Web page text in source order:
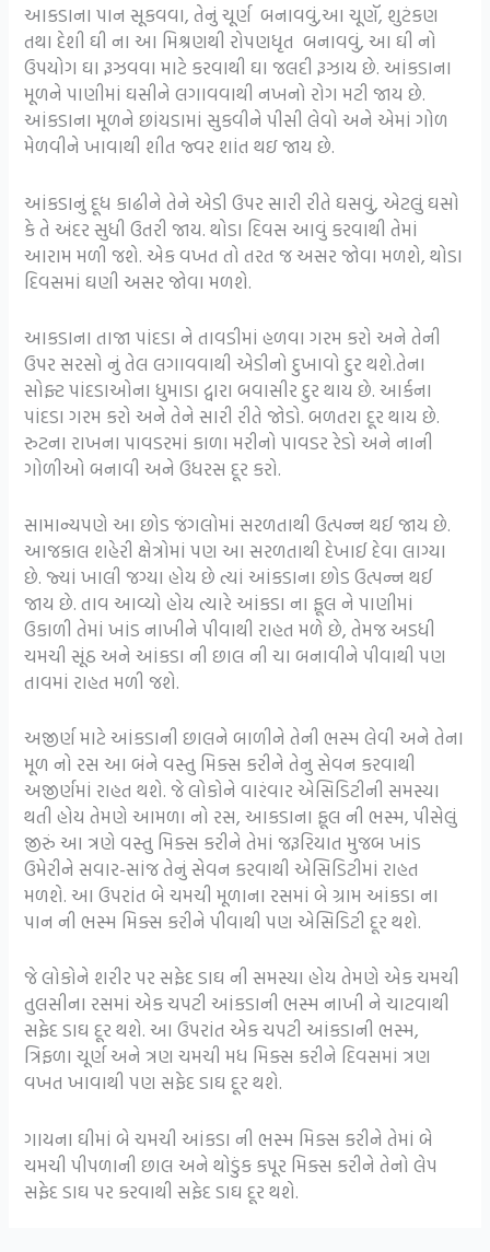
આકડાના પાન સૂકવવા, તેનું ચૂર્ણ બનાવવું,આ ચૂણૅ, શુટંકણ
તથા દેશી ઘી ના આ મિશ્રણથી રોપણધૃત બનાવવું, આ ઘી નો
ઉપયોગ ઘા રૂઝવવા માટે કરવાથી ઘા જલદી રૂઝાય છે. આંકડાના
મૂળને પાણીમાં ઘસીને લગાવવાથી નખનો રોગ મટી જાય છે.
આંકડાના મૂળને છાંયડામાં સુકવીને પીસી લેવો અને એમાં ગોળ
મેળવીને ખાવાથી શીત જ્વર શાંત થઇ જાય છે.
આંકડાનું દૂધ કાઢીને તેને એડી ઉપર સારી રીતે ઘસવું, એટલું ઘસો
કે તે અંદર સુધી ઉતરી જાય. થોડા દિવસ આવું કરવાથી તેમાં
આરામ મળી જશે. એક વખત તો તરત જ અસર જોવા મળશે, થોડા
દિવસમાં ઘણી અસર જોવા મળશે.
આકડાના તાજા પાંદડા ને તાવડીમાં હળવા ગરમ કરો અને તેની
ઉપર સરસો નું તેલ લગાવવાથી એડીનો દુખાવો દુર થશે.તેના
સોફ્ટ પાંદડાઓના ધુમાડા દ્વારા બવાસીર દુર થાય છે. આર્કના
પાંદડા ગરમ કરો અને તેને સારી રીતે જોડો. બળતરા દૂર થાય છે.
રુટના રાખના પાવડરમાં કાળા મરીનો પાવડર રેડો અને નાની
ગોળીઓ બનાવી અને ઉધરસ દૂર કરો.
સામાન્યપણે આ છોડ જંગલોમાં સરળતાથી ઉત્પન્ન થઈ જાય છે.
આજકાલ શહેરી ક્ષેત્રોમાં પણ આ સરળતાથી દેખાઈ દેવા લાગ્યા
છે. જ્યાં ખાલી જગ્યા હોય છે ત્યાં આંકડાના છોડ ઉત્પન્ન થઈ
જાય છે. તાવ આવ્યો હોય ત્યારે આંકડા ના ફૂલ ને પાણીમાં
ઉકાળી તેમાં ખાંડ નાખીને પીવાથી રાહત મળે છે, તેમજ અડધી
ચમચી સૂંઠ અને આંકડા ની છાલ ની ચા બનાવીને પીવાથી પણ
તાવમાં રાહત મળી જશે.
અજીર્ણ માટે આંકડાની છાલને બાળીને તેની ભસ્મ લેવી અને તેના
મૂળ નો રસ આ બંને વસ્તુ મિક્સ કરીને તેનુ સેવન કરવાથી
અજીર્ણમાં રાહત થશે. જે લોકોને વારંવાર એસિડિટીની સમસ્યા
થતી હોય તેમણે આમળા નો રસ, આકડાના ફૂલ ની ભસ્મ, પીસેલું
જીરું આ ત્રણે વસ્તુ મિક્સ કરીને તેમાં જરૂરિયાત મુજબ ખાંડ
ઉમેરીને સવાર-સાંજ તેનું સેવન કરવાથી એસિડિટીમાં રાહત
મળશે. આ ઉપરાંત બે ચમચી મૂળાના રસમાં બે ગ્રામ આંકડા ના
પાન ની ભસ્મ મિક્સ કરીને પીવાથી પણ એસિડિટી દૂર થશે.
જે લોકોને શરીર પર સફેદ ડાઘ ની સમસ્યા હોય તેમણે એક ચમચી
તુલસીના રસમાં એક ચપટી આંકડાની ભસ્મ નાખી ને ચાટવાથી
સફેદ ડાઘ દૂર થશે. આ ઉપરાંત એક ચપટી આંકડાની ભસ્મ,
ત્રિફળા ચૂર્ણ અને ત્રણ ચમચી મધ મિક્સ કરીને દિવસમાં ત્રણ
વખત ખાવાથી પણ સફેદ ડાઘ દૂર થશે.
ગાયના ઘીમાં બે ચમચી આંકડા ની ભસ્મ મિક્સ કરીને તેમાં બે
ચમચી પીપળાની છાલ અને થોડુંક કપૂર મિક્સ કરીને તેનો લેપ
સફેદ ડાઘ પર કરવાથી સફેદ ડાઘ દૂર થશે.